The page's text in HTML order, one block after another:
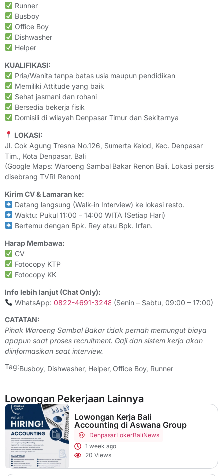
Runner
Busboy
Office Boy
Dishwasher
Helper
KUALIFIKASI:
Pria/Wanita tanpa batas usia maupun pendidikan
Memiliki Attitude yang baik
Sehat jasmani dan rohani
Bersedia bekerja fisik
Domisili di wilayah Denpasar Timur dan Sekitarnya
LOKASI:
Jl. Cok Agung Tresna No.126, Sumerta Kelod, Kec. Denpasar
Tim., Kota Denpasar, Bali
(Google Maps: Waroeng Sambal Bakar Renon Bali. Lokasi persis
disebrang TVRI Renon)
Kirim CV & Lamaran ke:
Datang langsung (Walk-in Interview) ke lokasi resto.
Waktu: Pukul 11:00 – 14:00 WITA (Setiap Hari)
Bertemu dengan Bpk. Rey atau Bpk. Irfan.
Harap Membawa:
CV
Fotocopy KTP
Fotocopy KK
Info lebih lanjut (Chat Only):
WhatsApp: 0822-4691-3248 (Senin – Sabtu, 09:00 – 17:00)
CATATAN:
Pihak Waroeng Sambal Bakar tidak pernah memungut biaya
apapun saat proses recruitment. Gaji dan sistem kerja akan
diinformasikan saat interview.
Tag:Busboy, Dishwasher, Helper, Office Boy, Runner
Lowongan Pekerjaan Lainnya
Lowongan Kerja Bali
Accounting di Aswana Group
DenpasarLokerBaliNews
1 week ago
20 Views